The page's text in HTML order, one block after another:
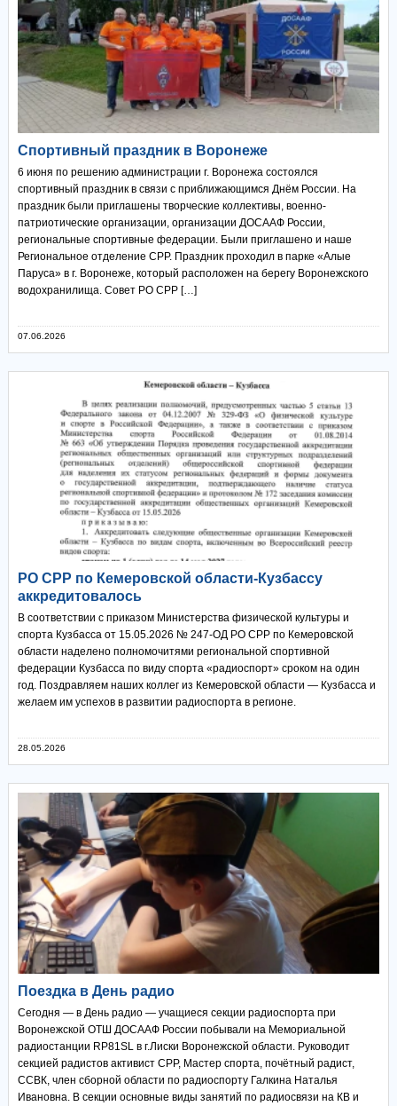
Спортивный праздник в Воронеже
6 июня по решению администрации г. Воронежа состоялся
спортивный праздник в связи с приближающимся Днём России. На
праздник были приглашены творческие коллективы, военно-
патриотические организации, организации ДОСААФ России,
региональные спортивные федерации. Были приглашено и наше
Региональное отделение СРР. Праздник проходил в парке «Алые
Паруса» в г. Воронеже, который расположен на берегу Воронежского
водохранилища. Совет РО СРР […]
07.06.2026
РО СРР по Кемеровской области-Кузбассу
аккредитовалось
В соответствии с приказом Министерства физической культуры и
спорта Кузбасса от 15.05.2026 № 247-ОД РО СРР по Кемеровской
области наделено полномочитями региональной спортивной
федерации Кузбасса по виду спорта «радиоспорт» сроком на один
год. Поздравляем наших коллег из Кемеровской области — Кузбасса и
желаем им успехов в развитии радиоспорта в регионе.
28.05.2026
Поездка в День радио
Сегодня — в День радио — учащиеся секции радиоспорта при
Воронежской ОТШ ДОСААФ России побывали на Мемориальной
радиостанции RP81SL в г.Лиски Воронежской области. Руководит
секцией радистов активист СРР, Мастер спорта, почётный радист,
ССВК, член сборной области по радиоспорту Галкина Наталья
Ивановна. В секции основные виды занятий по радиосвязи на КВ и